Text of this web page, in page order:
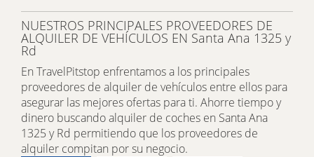
NUESTROS PRINCIPALES PROVEEDORES DE
ALQUILER DE VEHÍCULOS EN Santa Ana 1325 y
Rd
En TravelPitstop enfrentamos a los principales
proveedores de alquiler de vehículos entre ellos para
asegurar las mejores ofertas para ti. Ahorre tiempo y
dinero buscando alquiler de coches en Santa Ana
1325 y Rd permitiendo que los proveedores de
alquiler compitan por su negocio.